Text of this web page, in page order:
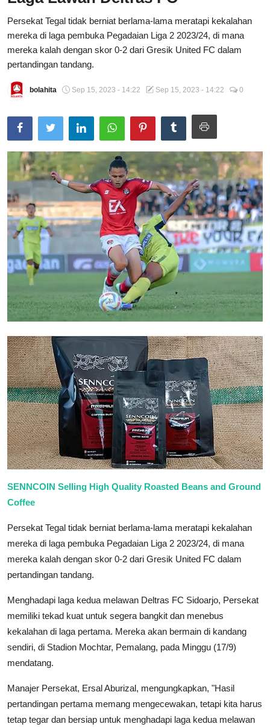
Total Sports
Contact
Pedoman Media Siber
Persekat Tegal tidak berniat berlama-lama meratapi kekalahan
mereka di laga pembuka Pegadaian Liga 2 2023/24, di mana
mereka kalah dengan skor 0-2 dari Gresik United FC dalam
pertandingan tandang.
bolahita Sep 15, 2023 - 14:22 Sep 15, 2023 - 14:22 0
SENNCOIN Selling High Quality Roasted Beans and Ground
Coffee
Persekat Tegal tidak berniat berlama-lama meratapi kekalahan
mereka di laga pembuka Pegadaian Liga 2 2023/24, di mana
mereka kalah dengan skor 0-2 dari Gresik United FC dalam
pertandingan tandang.
Menghadapi laga kedua melawan Deltras FC Sidoarjo, Persekat
memiliki tekad kuat untuk segera bangkit dan menebus
kekalahan di laga pertama. Mereka akan bermain di kandang
sendiri, di Stadion Mochtar, Pemalang, pada Minggu (17/9)
mendatang.
Manajer Persekat, Ersal Aburizal, mengungkapkan, "Hasil
pertandingan pertama memang mengecewakan, tetapi kita harus
tetap tegar dan bersiap untuk menghadapi laga kedua melawan